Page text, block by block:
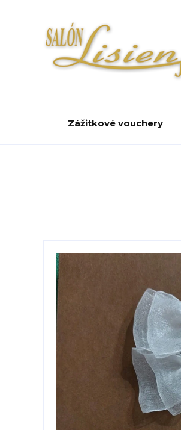
Zážitkové vouchery